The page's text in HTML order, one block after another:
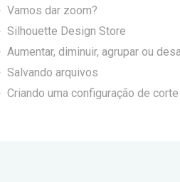
Vamos dar zoom?
Silhouette Design Store
Aumentar, diminuir, agrupar ou
Salvando arquivos
Criando uma configuração de